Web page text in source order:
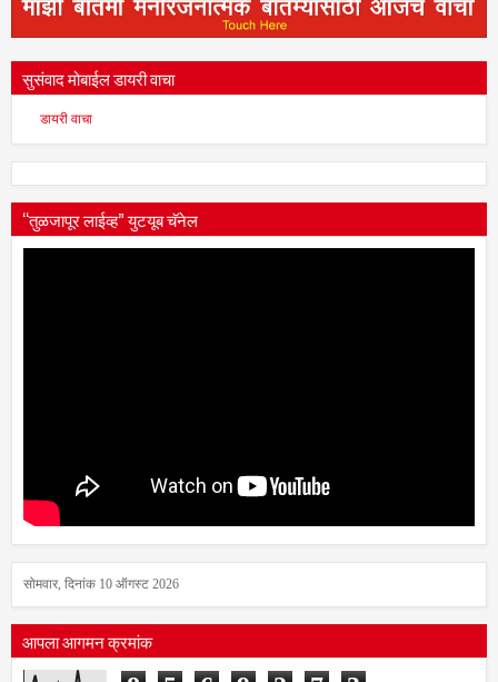
सुसंवाद मोबाईल डायरी वाचा
डायरी वाचा
“तुळजापूर लाईव्ह” युटयूब चॅनेल
सोमवार, दिनांक 10 ऑगस्ट 2026
आपला आगमन क्रमांक